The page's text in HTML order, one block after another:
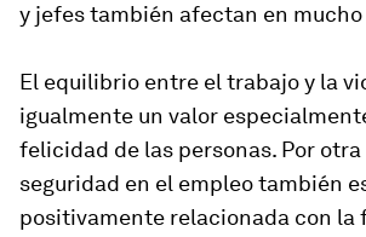
y jefes también afectan en mucho
El equilibrio entre el trabajo y la
igualmente un valor
felicidad de las personas. Por otra
seguridad en el empleo también
positivamente relacionada con la